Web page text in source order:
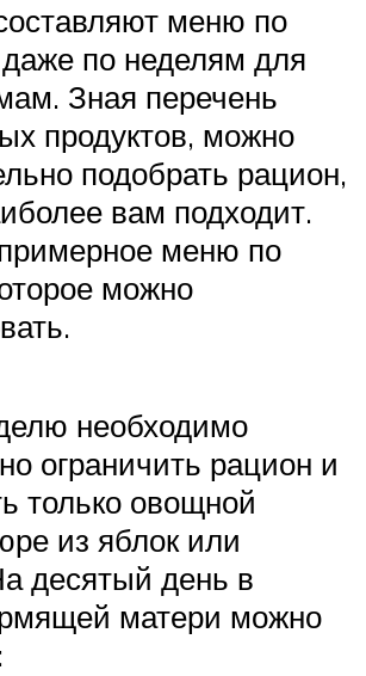
меню по
по неделям для
Зная перечень
продуктов, можно
подобрать рацион,
вам подходит.
меню по
можно
необходимо
ограничить рацион и
только овощной
из яблок или
десятый день в
матери можно